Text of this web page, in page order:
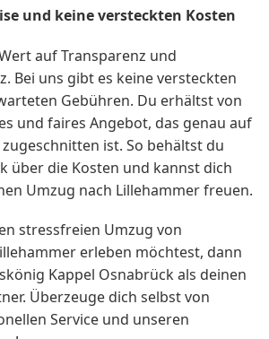
und keine versteckten Kosten
auf Transparenz und
Bei uns gibt es keine versteckten
Gebühren. Du erhältst von
und faires Angebot, das genau auf
ist. So behältst du
über die Kosten und kannst dich
Umzug nach Lillehammer freuen.
stressfreien Umzug von
erleben möchtest, dann
Kappel Osnabrück als deinen
Überzeuge dich selbst von
Service und unseren